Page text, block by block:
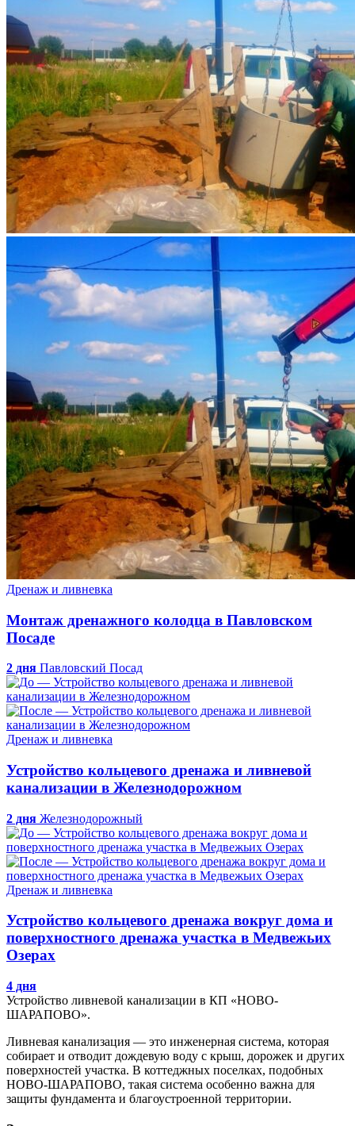
Дренаж и ливневка
Монтаж дренажного колодца в Павловском
Посаде
2 дня Павловский Посад
Дренаж и ливневка
Устройство кольцевого дренажа и ливневой
канализации в Железнодорожном
2 дня Железнодорожный
Дренаж и ливневка
Устройство кольцевого дренажа вокруг дома и
поверхностного дренажа участка в Медвежьих
Озерах
4 дня
Устройство ливневой канализации в КП «НОВО-
ШАРАПОВО».
Ливневая канализация — это инженерная система, которая
собирает и отводит дождевую воду с крыш, дорожек и других
поверхностей участка. В коттеджных поселках, подобных
НОВО-ШАРАПОВО, такая система особенно важна для
защиты фундамента и благоустроенной территории.